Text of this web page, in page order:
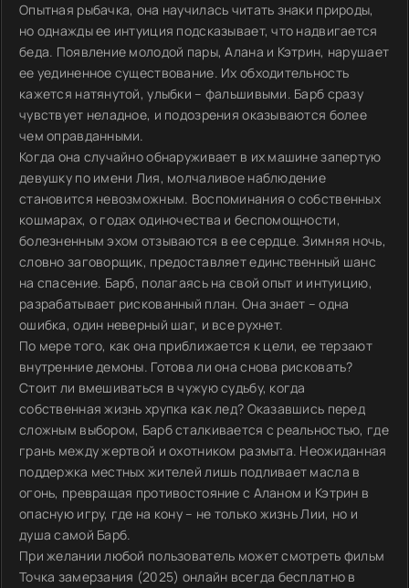
Опытная рыбачка, она научилась читать знаки природы,
но однажды ее интуиция подсказывает, что надвигается
беда. Появление молодой пары, Алана и Кэтрин, нарушает
ее уединенное существование. Их обходительность
кажется натянутой, улыбки – фальшивыми. Барб сразу
чувствует неладное, и подозрения оказываются более
чем оправданными.
Когда она случайно обнаруживает в их машине запертую
девушку по имени Лия, молчаливое наблюдение
становится невозможным. Воспоминания о собственных
кошмарах, о годах одиночества и беспомощности,
болезненным эхом отзываются в ее сердце. Зимняя ночь,
словно заговорщик, предоставляет единственный шанс
на спасение. Барб, полагаясь на свой опыт и интуицию,
разрабатывает рискованный план. Она знает – одна
ошибка, один неверный шаг, и все рухнет.
По мере того, как она приближается к цели, ее терзают
внутренние демоны. Готова ли она снова рисковать?
Стоит ли вмешиваться в чужую судьбу, когда
собственная жизнь хрупка как лед? Оказавшись перед
сложным выбором, Барб сталкивается с реальностью, где
грань между жертвой и охотником размыта. Неожиданная
поддержка местных жителей лишь подливает масла в
огонь, превращая противостояние с Аланом и Кэтрин в
опасную игру, где на кону – не только жизнь Лии, но и
душа самой Барб.
При желании любой пользователь может смотреть фильм
Точка замерзания (2025) онлайн всегда бесплатно в